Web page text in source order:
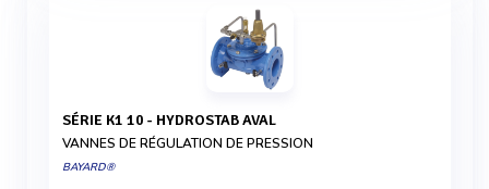
SÉRIE K1 10 - HYDROSTAB AVAL
VANNES DE RÉGULATION DE PRESSION
BAYARD®